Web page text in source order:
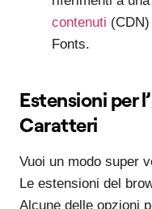
contenuti
Fonts.
Estensioni per
Caratteri
Vuoi un modo super
Le estensioni del
Alcune delle opzioni